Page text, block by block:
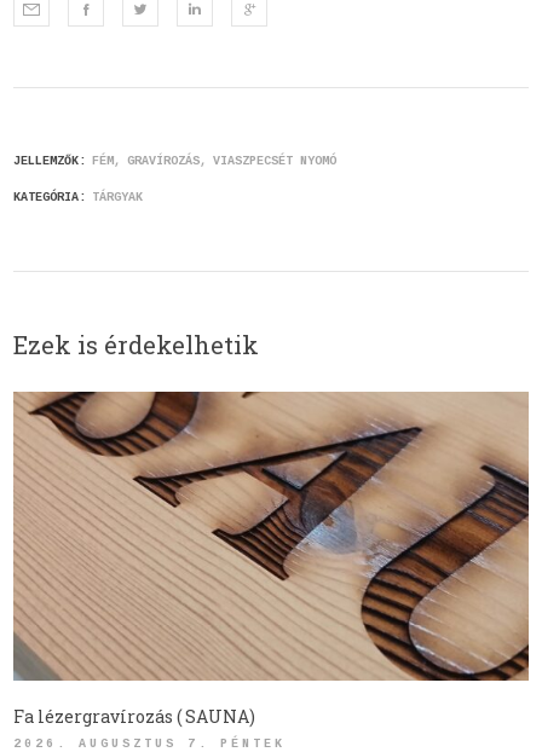
JELLEMZŐK: FÉM GRAVÍROZÁS VIASZPECSÉT NYOMÓ
KATEGÓRIA: TÁRGYAK
Ezek is érdekelhetik
Fa lézergravírozás ( SAUNA)
2026. AUGUSZTUS 7. PÉNTEK